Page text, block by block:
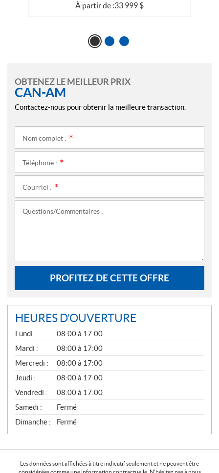
À partir de :33 999 $
OBTENEZ LE MEILLEUR PRIX
CAN-AM
Contactez-nous pour obtenir la meilleure transaction.
Nom complet :
Téléphone :
Courriel :
Questions/Commentaires :
PROFITEZ DE CETTE OFFRE
HEURES D'OUVERTURE
G
É
N
É
R
A
L
Lundi :
08:00 à 17:00
Mardi :
08:00 à 17:00
Mercredi :
08:00 à 17:00
Jeudi :
08:00 à 17:00
Vendredi :
08:00 à 17:00
Samedi :
Fermé
Dimanche :
Fermé
Les données sont affichées à titre indicatif seulement et ne peuvent être